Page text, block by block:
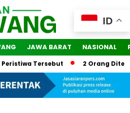
JAWA BARAT NASIONAL
Tersebut 2 Orang
ID